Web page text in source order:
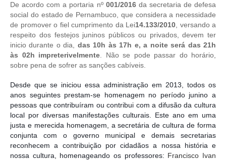
De acordo com a portaria nº 001/2016da secretaria de defesa
social do estado de Pernambuco, que considera a necessidade
de promover o fiel cumprimento da Lei14.133/2010 , versando a
respeito dos festejos juninos públicos ou privados, devem ter
inicio durante o dia,
das 10h às 17h e, a noite será das 21h
às 02h impreterivelmente . Não se pode passar do horário,
sobre pena de sofrer as sanções cabíveis.
Desde que se iniciou essa administração em 2013, todos os
anos seguintes prestam-se homenagem no período junino a
pessoas que contribuíram ou contribui com a difusão da cultura
local por diversas manifestações culturais. Este ano em uma
justa e merecida homenagem, a secretária de cultura de forma
conjunta com o governo municipal e demais secretarias
reconhecem a contribuição por cidadãos a nossa história e
nossa cultura, homenageando os professores: Francisco Ivan